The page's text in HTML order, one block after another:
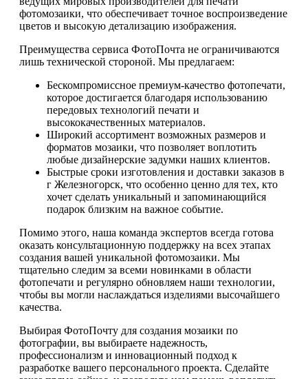
фотомозаики, что обеспечивает точное воспроизведение
цветов и высокую детализацию изображения.
Преимущества сервиса ФотоПочта не ограничиваются
лишь технической стороной. Мы предлагаем:
Бескомпромиссное премиум-качество фотопечати,
которое достигается благодаря использованию
передовых технологий печати и
высококачественных материалов.
Широкий ассортимент возможных размеров и
форматов мозаики, что позволяет воплотить
любые дизайнерские задумки наших клиентов.
Быстрые сроки изготовления и доставки заказов в
г Железногорск, что особенно ценно для тех, кто
хочет сделать уникальный и запоминающийся
подарок близким на важное событие.
Помимо этого, наша команда экспертов всегда готова
оказать консультационную поддержку на всех этапах
создания вашей уникальной фотомозаики. Мы
тщательно следим за всеми новинками в области
фотопечати и регулярно обновляем наши технологии,
чтобы вы могли наслаждаться изделиями высочайшего
качества.
Выбирая ФотоПочту для создания мозаики по
фотографии, вы выбираете надежность,
профессионализм и инновационный подход к
разработке вашего персонального проекта. Сделайте